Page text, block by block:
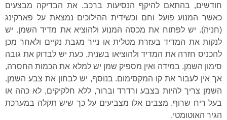
חודשים, בהתאם להיקף הנסיעות ברכב. את הבדיקה מבצעים
כאשר המנוע פועל וחם וכשידית ההילוכים נמצאת על פארקינג
(חניה). יש לפתוח את מכסה המנוע ולהוציא את מדיד השמן. יש
לנקות את המדיד בעזרת מטלית או נייר מגבת נקיים ולאחר מכן
להכניס חזרה את המדיד ולהוציאו בשנית. כעת יש לבדוק את גובה
סימון השמן. במידה ואין מספיק שמן יש למלא את הכמות החסרה,
אך אין לעבור את קו המקסימום. בנוסף, יש לבחון את צבע השמן.
השמן צריך להיות בצבע ורדרד וברור, ללא חלקיקים, לא כהה או
בעל ריח שרוף. מצבים אלו מצביעים על כך שיש תקלה במערכת
הגיר האוטומטי.